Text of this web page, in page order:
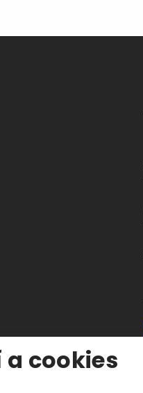
cookies